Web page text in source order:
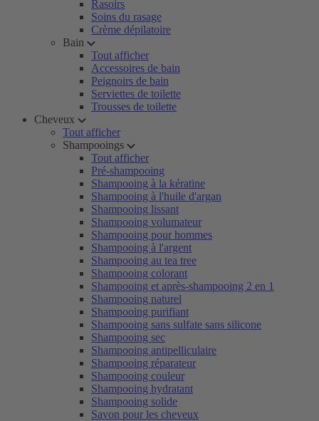
Rasoirs
Soins du rasage
Crème dépilatoire
Bain
Tout afficher
Accessoires de bain
Peignoirs de bain
Serviettes de toilette
Trousses de toilette
Cheveux
Tout afficher
Shampooings
Tout afficher
Pré-shampooing
Shampooing à la kératine
Shampooing à l'huile d'argan
Shampooing lissant
Shampooing volumateur
Shampooing pour hommes
Shampooing à l'argent
Shampooing au tea tree
Shampooing colorant
Shampooing et après-shampooing 2 en 1
Shampooing naturel
Shampooing purifiant
Shampooing sans sulfate sans silicone
Shampooing sec
Shampooing antipelliculaire
Shampooing réparateur
Shampooing couleur
Shampooing hydratant
Shampooing solide
Savon pour les cheveux